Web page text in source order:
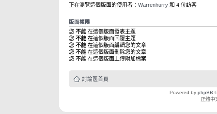
正在瀏覽這個版面的使用者： Warrenhurry 和 4 位訪客
版面權限
您 不能 在這個版面發表主題
您 不能 在這個版面回覆主題
您 不能 在這個版面編輯您的文章
您 不能 在這個版面刪除您的文章
您 不能 在這個版面上傳附加檔案
討論區首頁
Powered by phpBB
正體中